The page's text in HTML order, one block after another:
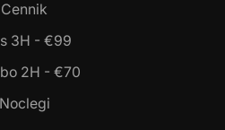
Cennik
3H - €99
2H - €70
Noclegi